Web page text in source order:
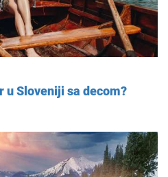
u Sloveniji sa decom?